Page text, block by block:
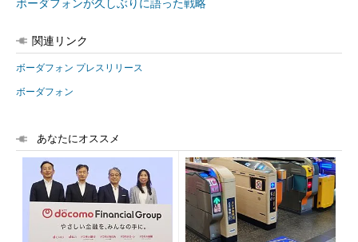
ボーダフォンが久しぶりに語った戦略
関連リンク
ボーダフォン プレスリリース
ボーダフォン
あなたにオススメ